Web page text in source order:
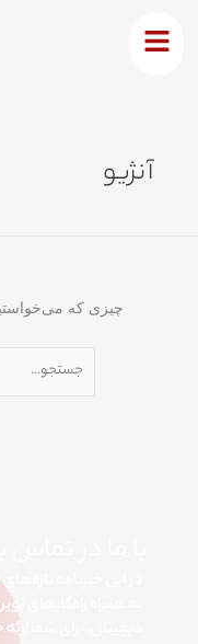
آنژیو
چیزی که
با ما در
در این خبرنامه
به همراه راه‌کارهای
دیجیتال، برای شما